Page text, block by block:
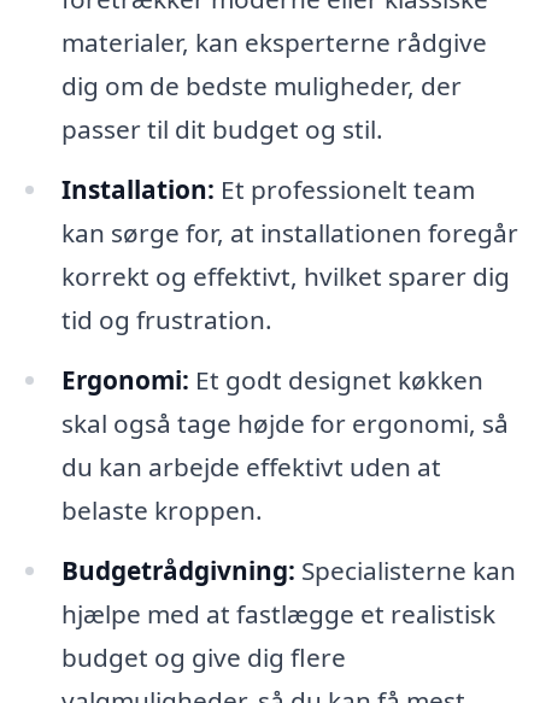
materialer, kan eksperterne rådgive
dig om de bedste muligheder, der
passer til dit budget og stil.
Installation: Et professionelt team
kan sørge for, at installationen foregår
korrekt og effektivt, hvilket sparer dig
tid og frustration.
Ergonomi: Et godt designet køkken
skal også tage højde for ergonomi, så
du kan arbejde effektivt uden at
belaste kroppen.
Budgetrådgivning: Specialisterne kan
hjælpe med at fastlægge et realistisk
budget og give dig flere